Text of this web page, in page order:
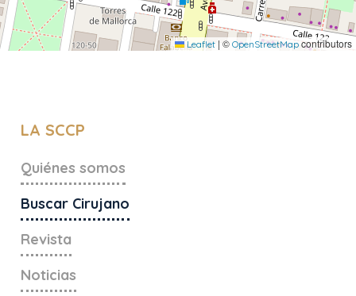
Leaflet | © OpenStreetMap contributors
LA SCCP
Quiénes somos
Buscar Cirujano
Revista
Noticias